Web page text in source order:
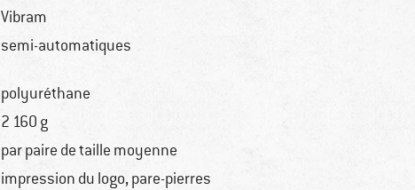
Vibram
semi-automatiques
polyuréthane
2 160 g
par paire de taille moyenne
impression du logo, pare-pierres